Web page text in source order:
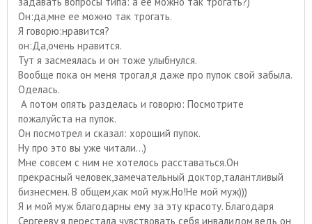
Он:да,мне ее можно так трогать.
Я говорю:нравится?
он:Да,очень нравится.
Тут я засмеялась и он тоже улыбнулся.
Вообще пока он меня трогал,я даже про пупок свой забыла.
Оделась.
А потом опять разделась и говорю: Посмотрите
пожалуйста на пупок.
Он посмотрел и сказал: хороший пупок.
Ну про это вы уже читали...)
Мне совсем с ним не хотелось расставаться.Он
прекрасный человек,замечательный доктор,талантливый
бизнесмен. В общем,как мой муж.Но!Не мой муж)))
Я и мой муж благодарны ему за эту красоту. Благодаря
Сергееву,я перестала чувствовать себя инвалидом,ведь он